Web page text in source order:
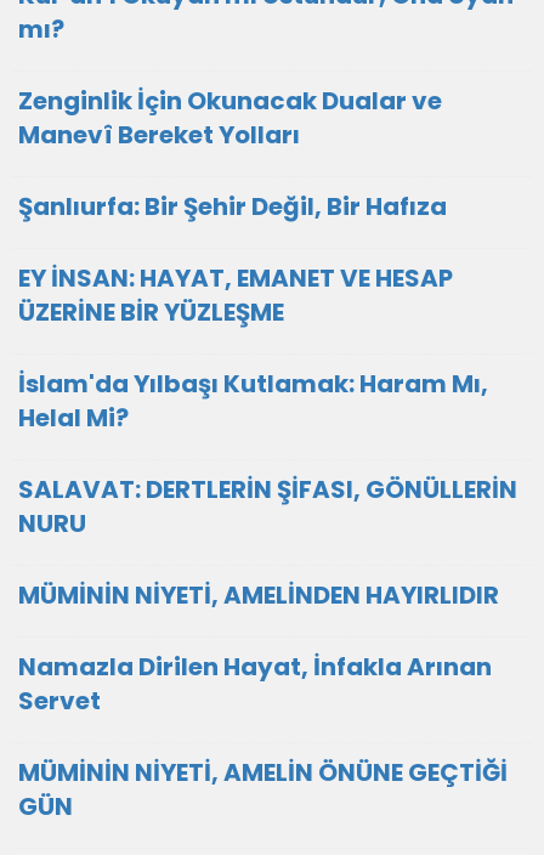
mı?
Zenginlik İçin Okunacak Dualar ve
Manevî Bereket Yolları
Şanlıurfa: Bir Şehir Değil, Bir Hafıza
EY İNSAN: HAYAT, EMANET VE HESAP
ÜZERİNE BİR YÜZLEŞME
İslam'da Yılbaşı Kutlamak: Haram Mı,
Helal Mi?
SALAVAT: DERTLERİN ŞİFASI, GÖNÜLLERİN
NURU
MÜMİNİN NİYETİ, AMELİNDEN HAYIRLIDIR
Namazla Dirilen Hayat, İnfakla Arınan
Servet
MÜMİNİN NİYETİ, AMELİN ÖNÜNE GEÇTİĞİ
GÜN